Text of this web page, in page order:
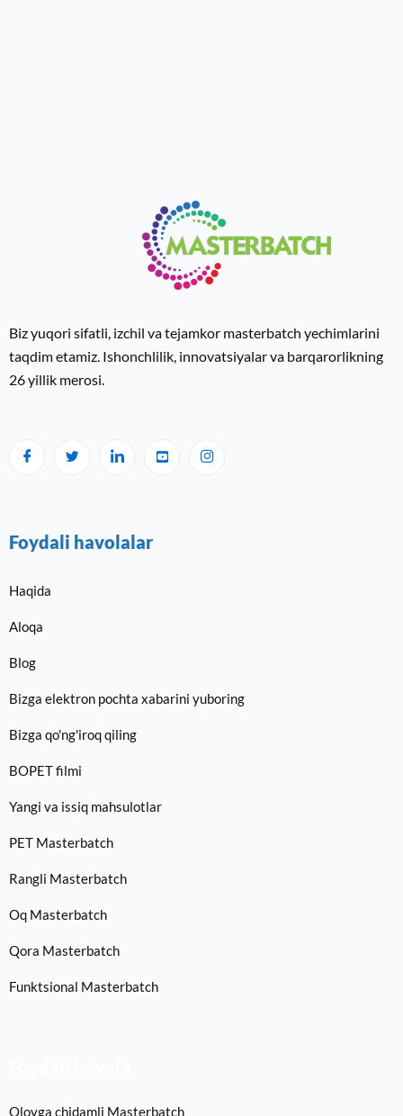
Biz yuqori sifatli, izchil va tejamkor masterbatch yechimlarini
taqdim etamiz. Ishonchlilik, innovatsiyalar va barqarorlikning
26 yillik merosi.
Foydali havolalar
Haqida
Aloqa
Blog
Bizga elektron pochta xabarini yuboring
Bizga qo'ng'iroq qiling
BOPET filmi
Yangi va issiq mahsulotlar
PET Masterbatch
Rangli Masterbatch
Oq Masterbatch
Qora Masterbatch
Funktsional Masterbatch
Olovga chidamli Masterbatch